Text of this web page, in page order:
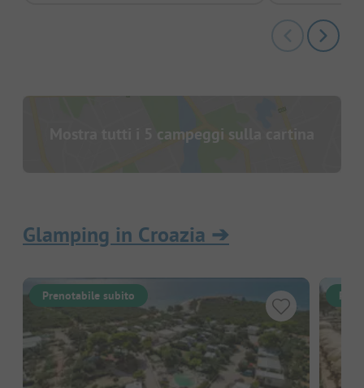
Mostra tutti i 5 campeggi sulla cartina
Glamping in Croazia ➔
Prenotabile subito